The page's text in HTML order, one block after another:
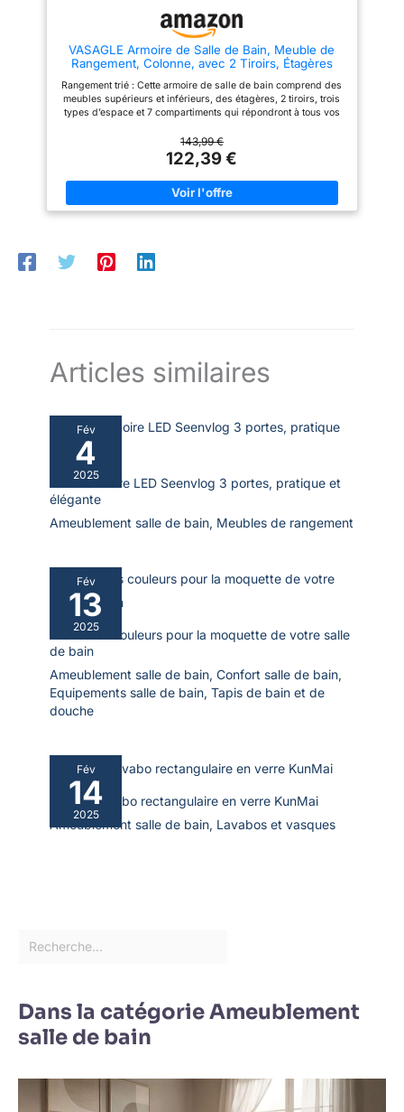
permet un placement flexible,
loin des prises Matériau en bois
de qualité supérieure : Fabriqué
en bois de haute qualité avec un
unique, ce meuble a une
apparence élégante et moderne.
C'est bien plus qu'une solution
intérieur et vous aide à créer un
personnalisé Assemblage
instructions claires et des
est disponible pour toute
question. Le corps et le plateau
est bien polie et lisse donc elle
structure solide et un excellent
artisanat pour répondre à vos
【Assemblage facile 】Notre
meuble est livré avec des
instructions claires et tout le
vous avez des questions ou des
VASAGLE Armoire de Salle de Bain, Meuble de
Rangement, Colonne, avec 2 Tiroirs, Étagères
Blanc Nuage BBC563W01
Rangement trié : Cette armoire de salle de bain comprend des
meubles supérieurs et inférieurs, des étagères, 2 tiroirs, trois
types d’espace et 7 compartiments qui répondront à tous vos
portes supérieures et inférieures de ce meuble sont
interchangeables pour plus de flexibilité, les étagères à
l’intérieur sont réglables en hauteur pour poser des articles de
différentes dimensions Facile à assembler et à nettoyer : Grâce
aux pièces numérotées et aux instructions claires,
l’assemblage de cette colonne est un jeu d’enfant, les
meuble de salle de bain un meuble-déco idéal pour votre
intérieur, qu’il soit placé dans la salle de bains, le salon ou
143,99 €
122,39 €
Articles similaires
Fév
4
2025
Test : armoire LED Seenvlog 3 portes, pratique et
élégante
Ameublement salle de bain, Meubles de rangement
Fév
13
2025
Meilleures couleurs pour la moquette de votre salle
de bain
Ameublement salle de bain, Confort salle de bain,
Equipements salle de bain, Tapis de bain et de
douche
Fév
14
2025
Test du lavabo rectangulaire en verre KunMai
Ameublement salle de bain, Lavabos et vasques
Dans la catégorie Ameublement
salle de bain